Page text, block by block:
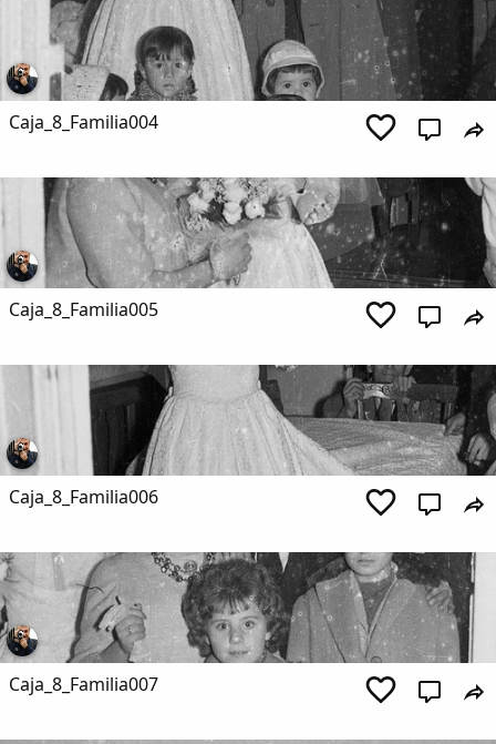
Caja_8_Familia004
Caja_8_Familia005
Caja_8_Familia006
Caja_8_Familia007